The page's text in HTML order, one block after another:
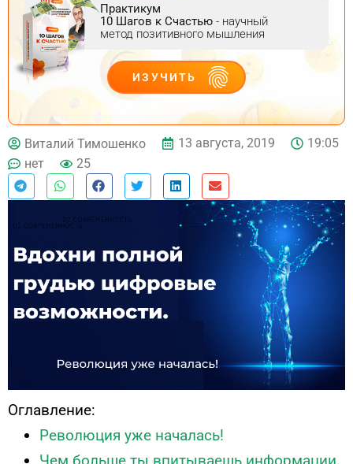
Практикум
10 Шагов к Счастью - научный
метод позитивного мышления
ИЗУЧИТЬ
ДЕЙСТВУЙ
Виталий Тимошенко 13 августа, 2019
19:05
нет
25
Оглавление:
Революция уже началась!